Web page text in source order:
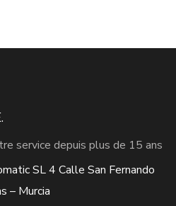
service depuis plus de 15 ans
SL 4 Calle San Fernando
– Murcia